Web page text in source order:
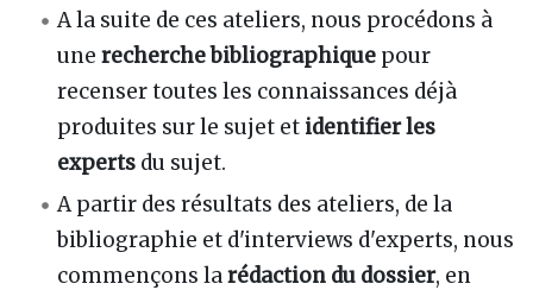
A la suite de ces ateliers, nous procédons à
unerecherche bibliographique pour
recenser toutes les connaissances déjà
produites sur le sujet et identifier les
experts du sujet.
A partir des résultats des ateliers, de la
bibliographie et d'interviews d'experts, nous
commençons larédaction du dossier, en